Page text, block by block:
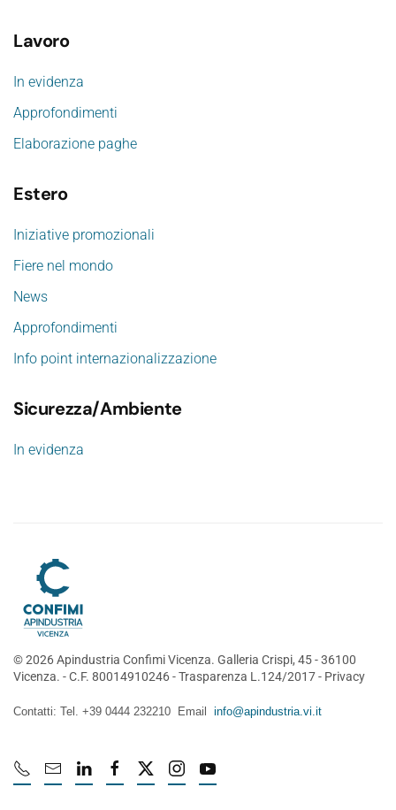
Lavoro
In evidenza
Approfondimenti
Elaborazione paghe
Estero
Iniziative promozionali
Fiere nel mondo
News
Approfondimenti
Info point internazionalizzazione
Sicurezza/Ambiente
In evidenza
©2026Apindustria Confimi Vicenza. Galleria Crispi, 45 - 36100
Vicenza. - C.F. 80014910246 -Trasparenza L.124/2017- Privacy
Contatti: Tel. +39 0444 232210 Email info@apindustria.vi.it